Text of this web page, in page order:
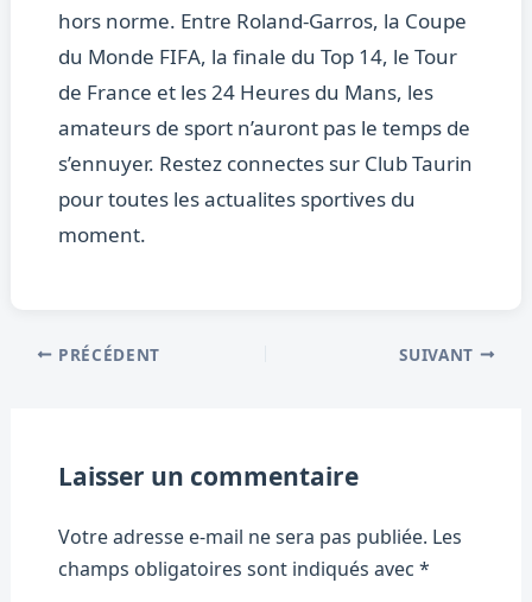
hors norme. Entre Roland-Garros, la Coupe
du Monde FIFA, la finale du Top 14, le Tour
de France et les 24 Heures du Mans, les
amateurs de sport n’auront pas le temps de
s’ennuyer. Restez connectes sur Club Taurin
pour toutes les actualites sportives du
moment.
PRÉCÉDENT SUIVANT
Laisser un commentaire
Votre adresse e-mail ne sera pas publiée. Les
champs obligatoires sont indiqués avec *